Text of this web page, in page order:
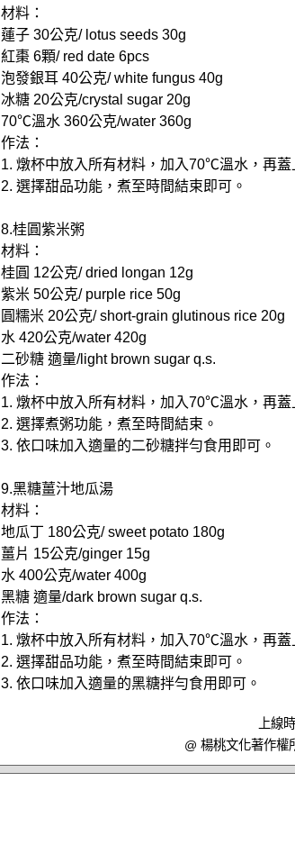
材料：
蓮子 30公克/ lotus seeds 30g
紅棗 6顆/ red date 6pcs
泡發銀耳 40公克/ white fungus 40g
冰糖 20公克/crystal sugar 20g
70℃溫水 360公克/water 360g
作法：
1. 燉杯中放入所有材料，加入70℃溫水，再蓋
2. 選擇甜品功能，煮至時間結束即可。
8.桂圓紫米粥
材料：
桂圓 12公克/ dried longan 12g
紫米 50公克/ purple rice 50g
圓糯米 20公克/ short-grain glutinous rice 20g
水 420公克/water 420g
二砂糖 適量/light brown sugar q.s.
作法：
1. 燉杯中放入所有材料，加入70℃溫水，再蓋
2. 選擇煮粥功能，煮至時間結束。
3. 依口味加入適量的二砂糖拌勻食用即可。
9.黑糖薑汁地瓜湯
材料：
地瓜丁 180公克/ sweet potato 180g
薑片 15公克/ginger 15g
水 400公克/water 400g
黑糖 適量/dark brown sugar q.s.
作法：
1. 燉杯中放入所有材料，加入70℃溫水，再蓋
2. 選擇甜品功能，煮至時間結束即可。
3. 依口味加入適量的黑糖拌勻食用即可。
上線
@ 楊桃文化著作權